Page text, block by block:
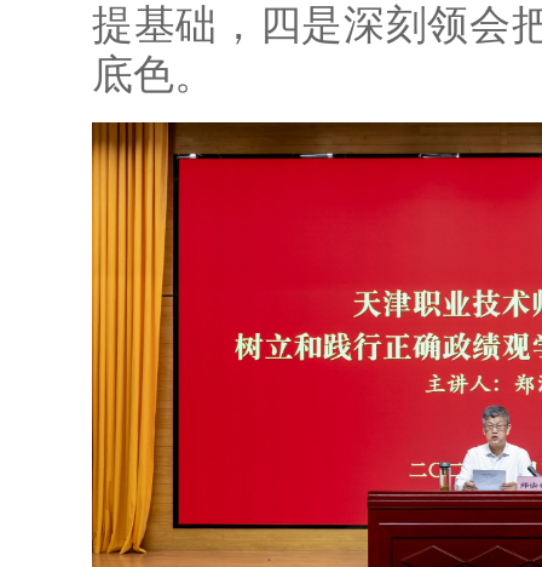
提基础，四是深刻领会
底色。